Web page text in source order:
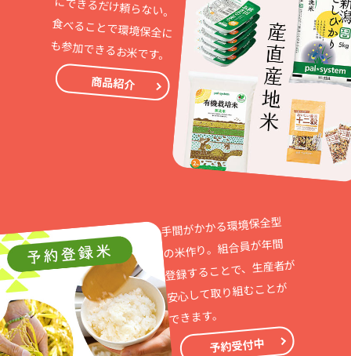
も参加できるお米です。
商品紹介
手間がかかる環境保全型
の米作り。組合員が年間
登録することで、生産者が
安心して取り組むことが
できます。
予約受付中